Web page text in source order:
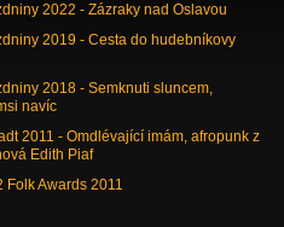
2022 - Zázraky nad Oslavou
2019 - Cesta do hudebníkovy
2018 - Semknuti sluncem,
navíc
2011 - Omdlévající imám, afropunk z
Edith Piaf
Folk Awards 2011